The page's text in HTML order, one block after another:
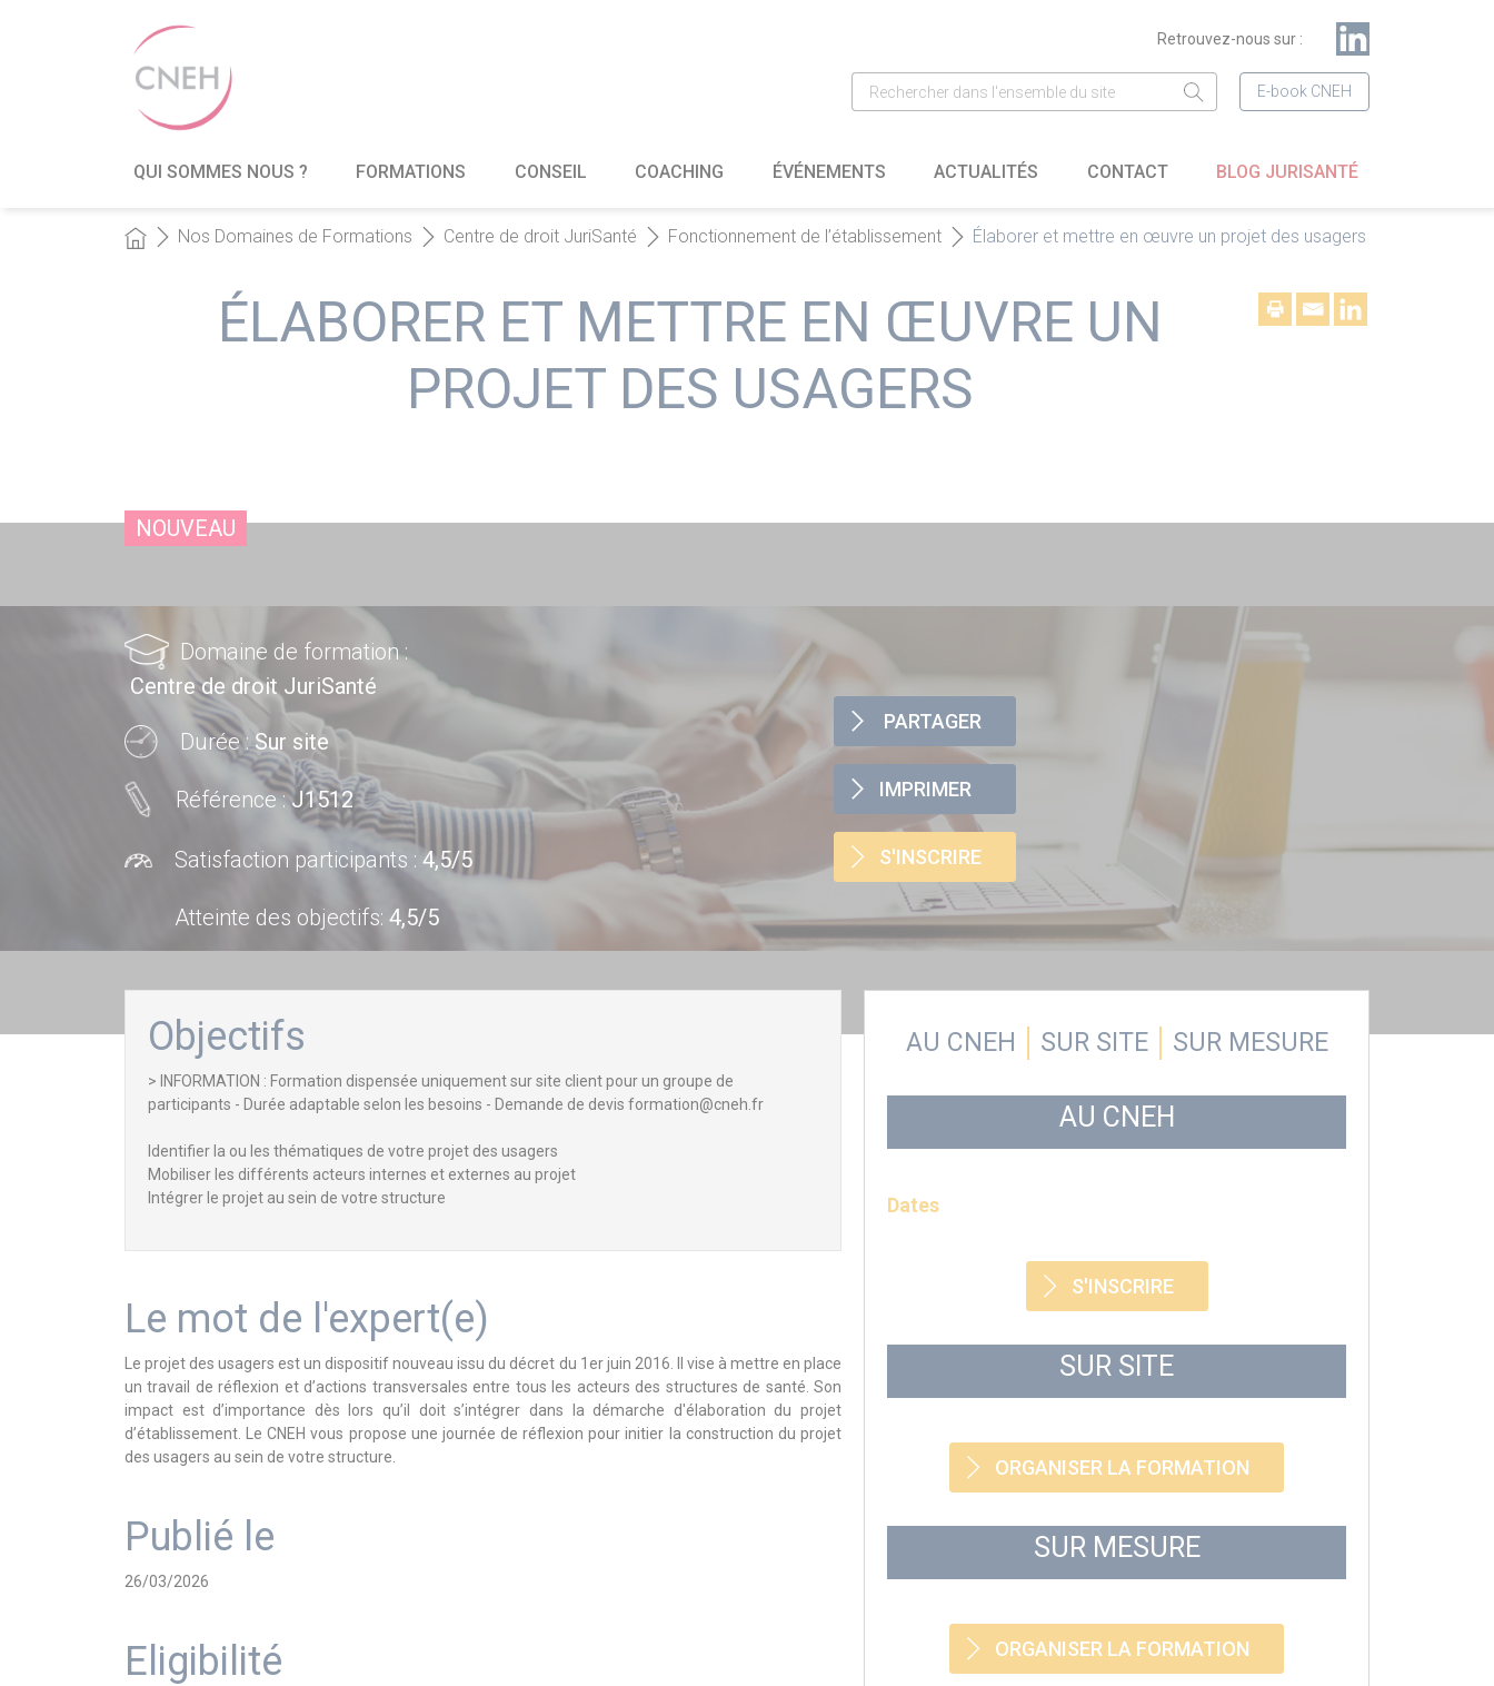
Retrouvez-nous sur :
E-book CNEH
QUI SOMMES NOUS ? FORMATIONS CONSEIL COACHING ÉVÉNEMENTS ACTUALITÉS CONTACT BLOG JURISANTÉ
Nos Domaines de Formations Centre de droit JuriSanté Fonctionnement de l’établissement Élaborer et mettre en œuvre un projet des usagers
ÉLABORER ET METTRE EN ŒUVRE UN
PROJET DES USAGERS
NOUVEAU
Domaine de formation :
Centre de droit JuriSanté
Durée : Sur site
Référence : J1512
Satisfaction participants : 4,5/5
Atteinte des objectifs: 4,5/5
PARTAGER
IMPRIMER
S'INSCRIRE
Objectifs
> INFORMATION : Formation dispensée uniquement sur site client pour un groupe de
participants - Durée adaptable selon les besoins - Demande de devis formation@cneh.fr
Identifier la ou les thématiques de votre projet des usagers
Mobiliser les différents acteurs internes et externes au projet
Intégrer le projet au sein de votre structure
Le mot de l'expert(e)
Le projet des usagers est un dispositif nouveau issu du décret du 1er juin 2016. Il vise à mettre en place
un travail de réflexion et d’actions transversales entre tous les acteurs des structures de santé. Son
impact est d’importance dès lors qu’il doit s’intégrer dans la démarche d'élaboration du projet
d’établissement. Le CNEH vous propose une journée de réflexion pour initier la construction du projet
des usagers au sein de votre structure.
Publié le
26/03/2026
Eligibilité
AU CNEH SUR SITE SUR MESURE
AU CNEH
Dates
S'INSCRIRE
SUR SITE
ORGANISER LA FORMATION
SUR MESURE
ORGANISER LA FORMATION